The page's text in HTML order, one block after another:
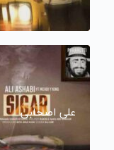
علی اصحابی